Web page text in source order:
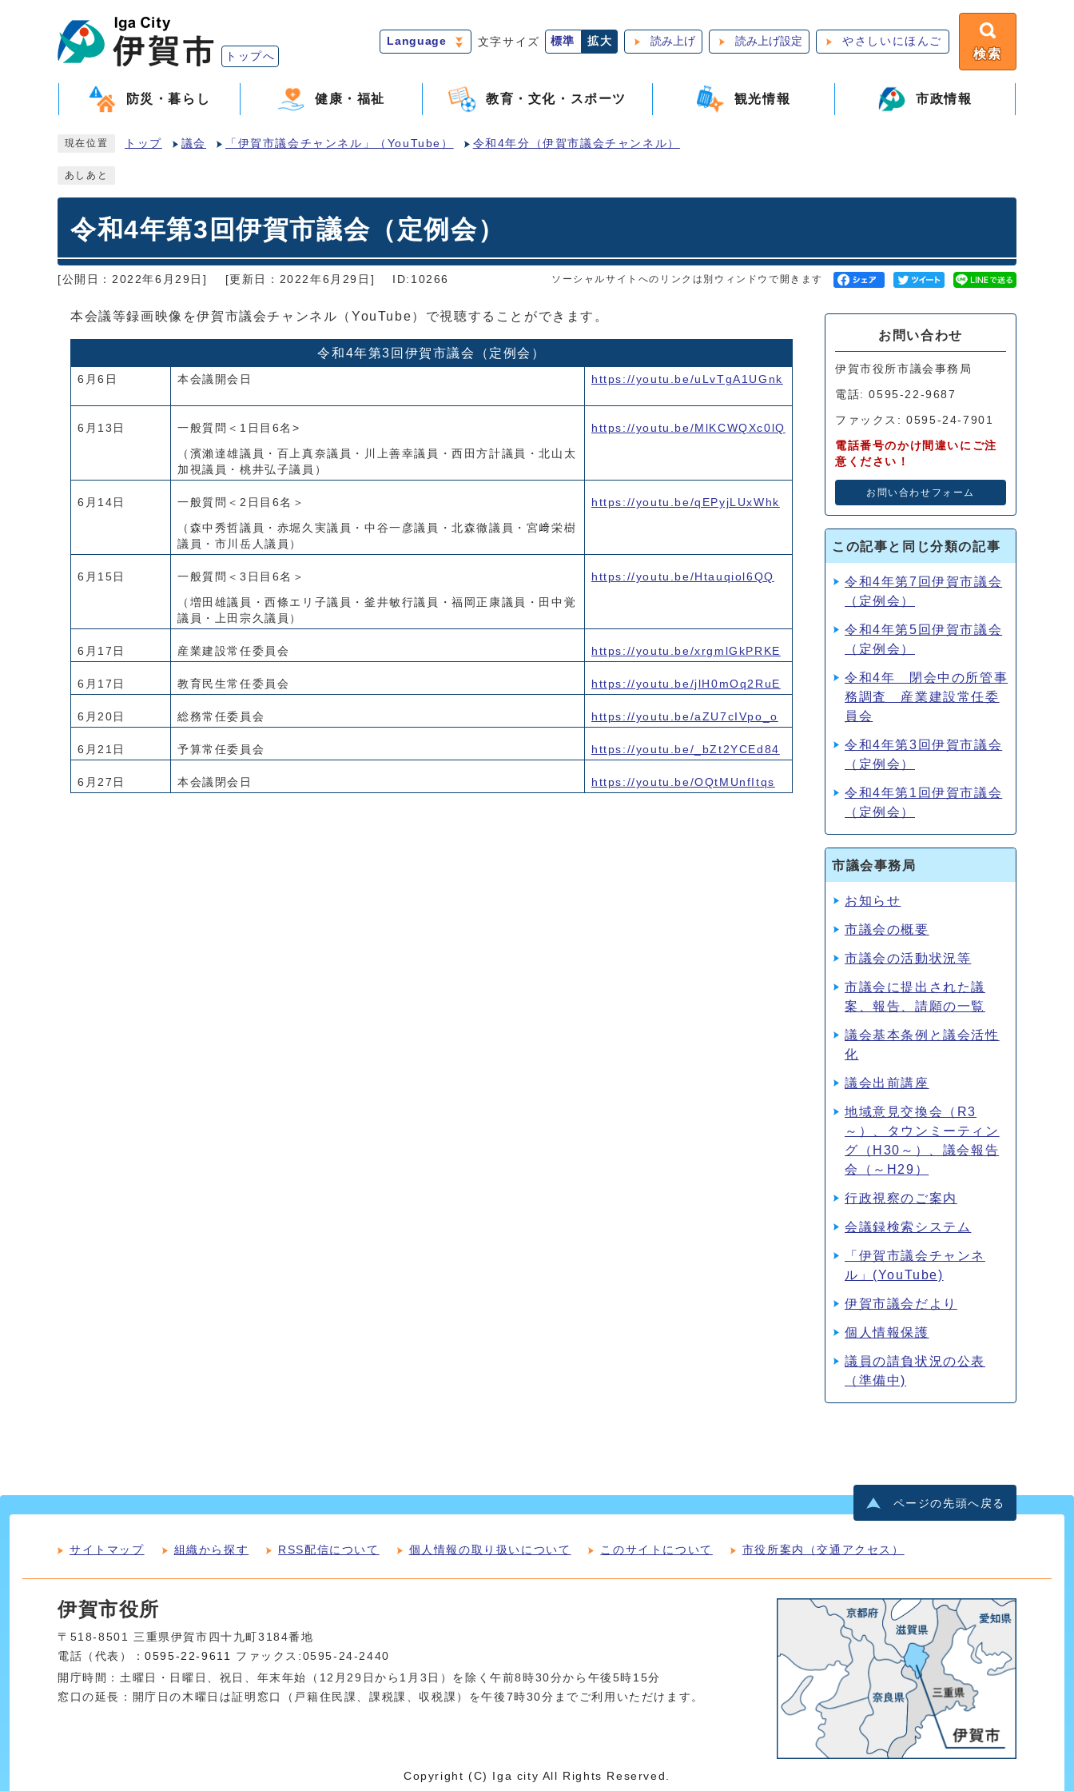
トップへ
Language 文字サイズ 標準 拡大 読み上げ 読み上げ設定 やさしいにほんご
検索
防災・暮らし 健康・福祉 教育・文化・スポーツ 観光情報 市政情報
現在位置 トップ 議会 「伊賀市議会チャンネル」（YouTube） 令和4年分（伊賀市議会チャンネル）
あしあと
令和4年第3回伊賀市議会（定例会）
[公開日：2022年6月29日] [更新日：2022年6月29日] ID:10266 ソーシャルサイトへのリンクは別ウィンドウで開きます
本会議等録画映像を伊賀市議会チャンネル（YouTube）で視聴することができます。
令和4年第3回伊賀市議会（定例会）
6月6日 本会議開会日 https://youtu.be/uLvTgA1UGnk
6月13日 一般質問＜1日目6名>
（濱瀨達雄議員・百上真奈議員・川上善幸議員・西田方計議員・北山太
加視議員・桃井弘子議員）
https://youtu.be/MlKCWQXc0lQ
6月14日 一般質問＜2日目6名＞
（森中秀哲議員・赤堀久実議員・中谷一彦議員・北森徹議員・宮﨑栄樹
議員・市川岳人議員）
https://youtu.be/qEPyjLUxWhk
6月15日 一般質問＜3日目6名＞
（増田雄議員・西條エリ子議員・釜井敏行議員・福岡正康議員・田中覚
議員・上田宗久議員）
https://youtu.be/Htauqiol6QQ
6月17日 産業建設常任委員会 https://youtu.be/xrgmlGkPRKE
6月17日 教育民生常任委員会 https://youtu.be/jlH0mOq2RuE
6月20日 総務常任委員会 https://youtu.be/aZU7cIVpo_o
6月21日 予算常任委員会 https://youtu.be/_bZt2YCEd84
6月27日 本会議閉会日 https://youtu.be/OQtMUnfItqs
お問い合わせ
伊賀市役所市議会事務局
電話: 0595-22-9687
ファックス: 0595-24-7901
電話番号のかけ間違いにご注
意ください！
お問い合わせフォーム
この記事と同じ分類の記事
令和4年第7回伊賀市議会
（定例会）
令和4年第5回伊賀市議会
（定例会）
令和4年 閉会中の所管事
務調査 産業建設常任委
員会
令和4年第3回伊賀市議会
（定例会）
令和4年第1回伊賀市議会
（定例会）
市議会事務局
お知らせ
市議会の概要
市議会の活動状況等
市議会に提出された議
案、報告、請願の一覧
議会基本条例と議会活性
化
議会出前講座
地域意見交換会（R3
～）、タウンミーティン
グ（H30～）、議会報告
会（～H29）
行政視察のご案内
会議録検索システム
「伊賀市議会チャンネ
ル」(YouTube)
伊賀市議会だより
個人情報保護
議員の請負状況の公表
（準備中)
ページの先頭へ戻る
サイトマップ 組織から探す RSS配信について 個人情報の取り扱いについて このサイトについて 市役所案内（交通アクセス）
伊賀市役所
〒518-8501 三重県伊賀市四十九町3184番地
電話（代表）：0595-22-9611 ファックス:0595-24-2440
開庁時間：土曜日・日曜日、祝日、年末年始（12月29日から1月3日）を除く午前8時30分から午後5時15分
窓口の延長：開庁日の木曜日は証明窓口（戸籍住民課、課税課、収税課）を午後7時30分までご利用いただけます。
Copyright (C) Iga city All Rights Reserved.